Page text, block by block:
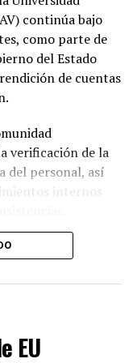
y continuaremos
contribuyan al
de las familias
gobernadora del
de la CFE por la
para impulsar
del municipio.
continúa bajo
como parte de
del Estado
de cuentas
verificación de la
del personal, así
internos
se
con asignaciones
la
de directivos,
denuncias por
con
EU